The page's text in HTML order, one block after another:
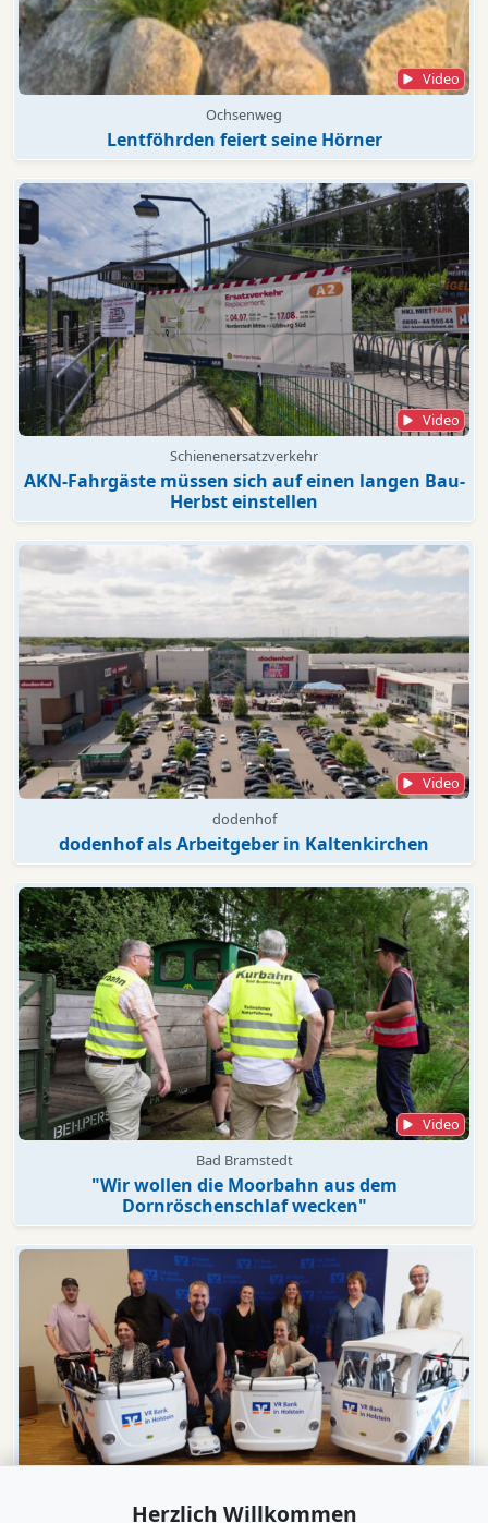
Video
Ochsenweg
Lentföhrden feiert seine Hörner
Video
Schienenersatzverkehr
AKN-Fahrgäste müssen sich auf einen langen Bau-
Herbst einstellen
Video
dodenhof
dodenhof als Arbeitgeber in Kaltenkirchen
Video
Bad Bramstedt
"Wir wollen die Moorbahn aus dem
Dornröschenschlaf wecken"
Herzlich Willkommen